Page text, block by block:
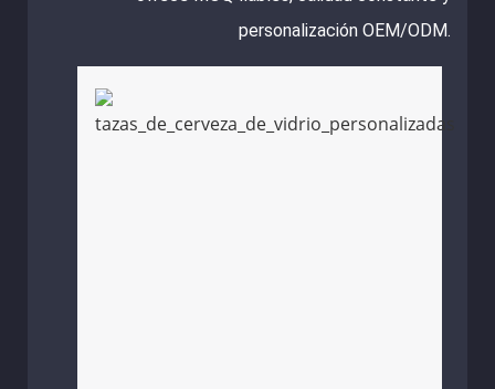
personalización OEM/ODM.